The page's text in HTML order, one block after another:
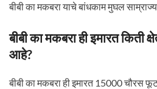
बीबी का मकबरा याचे बांधकाम मुघल
बीबी का मकबरा ही इमारत किती
आहे?
बीबी का मकबरा ही इमारत 15000 चौरस